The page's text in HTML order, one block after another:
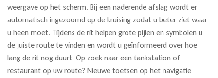
weergave op het scherm. Bij een naderende afslag wordt er
automatisch ingezoomd op de kruising zodat u beter ziet waar
u heen moet. Tijdens de rit helpen grote pijlen en symbolen u
de juiste route te vinden en wordt u geïnformeerd over hoe
lang de rit nog duurt. Op zoek naar een tankstation of
restaurant op uw route? Nieuwe toetsen op het navigatie